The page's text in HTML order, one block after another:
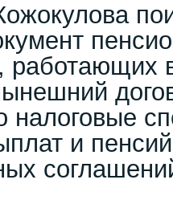
налоговые
и